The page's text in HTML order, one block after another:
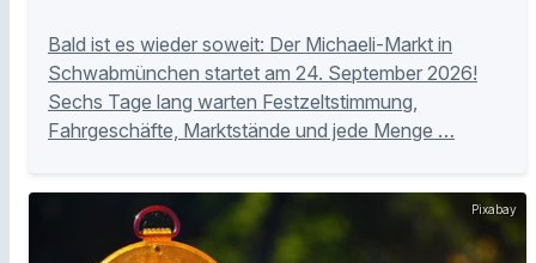
Bald ist es wieder soweit: Der Michaeli-Markt in
Schwabmünchen startet am 24. September 2026!
Sechs Tage lang warten Festzeltstimmung,
Fahrgeschäfte, Marktstände und jede Menge …
Pixabay